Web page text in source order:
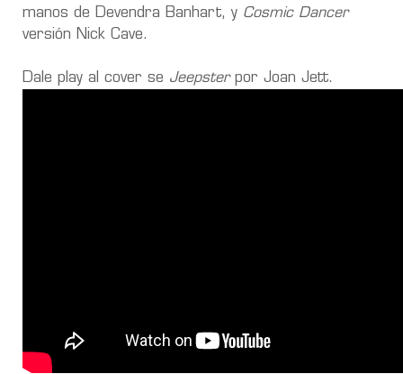
manos de Devendra Banhart, y Cosmic Dancer
versión Nick Cave.
Dale play al cover se Jeepsterpor Joan Jett.